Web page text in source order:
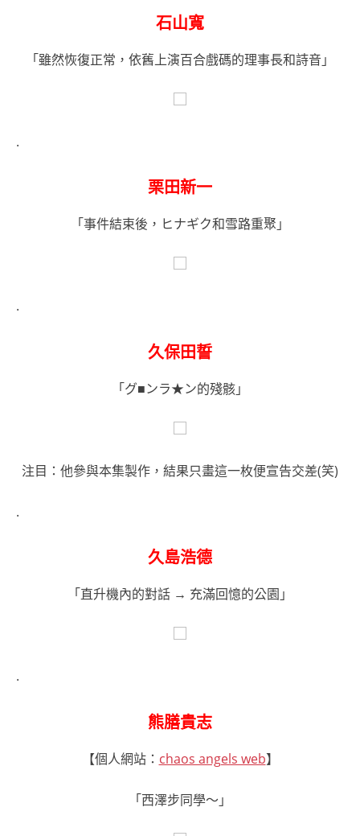
石山寬
「雖然恢復正常，依舊上演百合戲碼的理事長和詩音」
.
栗田新一
「事件結束後，ヒナギク和雪路重聚」
.
久保田誓
「グ■ンラ★ン的殘骸」
注目：他參與本集製作，結果只畫這一枚便宣告交差(笑)
.
久島浩德
「直升機內的對話 → 充滿回憶的公園」
.
熊膳貴志
【個人網站： chaos angels web】
「西澤步同學～」